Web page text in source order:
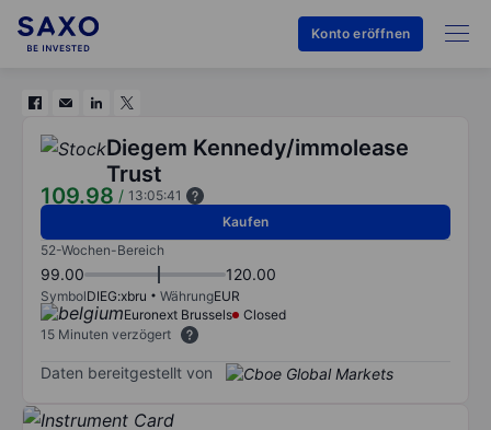
Konto eröffnen
Diegem Kennedy/immolease
Trust
109.98 / 13:05:41
Kaufen
52-Wochen-Bereich
99.00 120.00
SymbolDIEG:xbru WährungEUR
Euronext Brussels
Closed
15 Minuten verzögert
Daten bereitgestellt von